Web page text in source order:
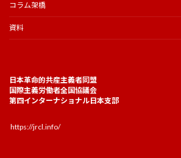
コラム架橋
資料
日本革命的共産主義者同盟
国際主義労働者全国協議会
第四インターナショナル日本支部
https://jrcl.info/